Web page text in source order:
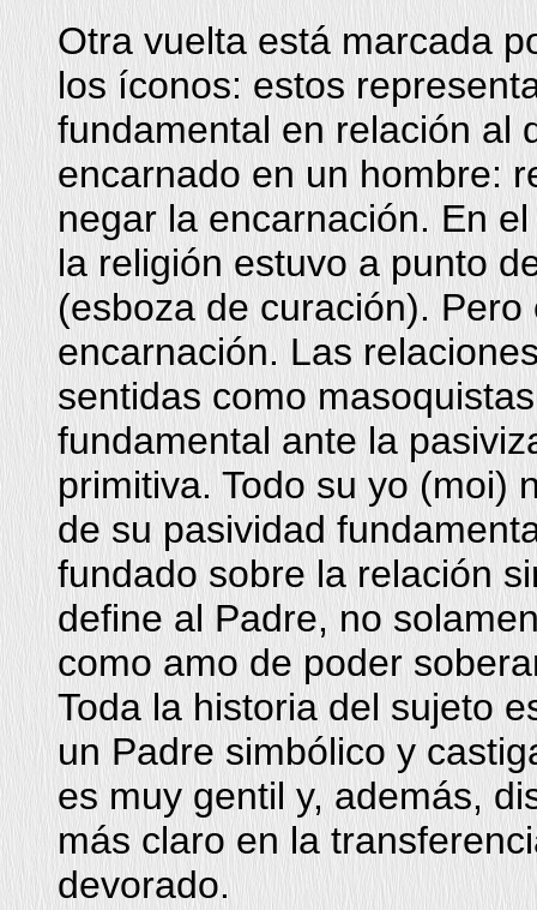
Otra vuelta está marcada
los íconos: estos
fundamental en relación al
encarnado en un hombre:
negar la encarnación. En
la religión estuvo a punto
(esboza de curación).
encarnación. Las
sentidas como
fundamental ante la
primitiva. Todo su yo (moi)
de su pasividad
fundado sobre la relación
define al Padre, no
como amo de poder
Toda la historia del sujeto
un Padre simbólico y
es muy gentil y, además,
más claro en la
devorado.